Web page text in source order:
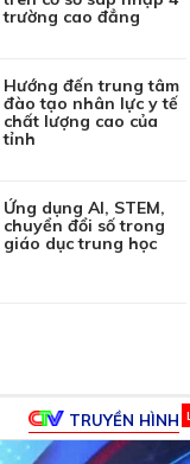
trường cao đẳng
Hướng đến trung tâm
đào tạo nhân lực y tế
chất lượng cao của
tỉnh
Ứng dụng AI, STEM,
chuyển đổi số trong
giáo dục trung học
lo tốt
động tỉnh phối hợp tổ
nghe để thấu hiểu
TRUYỀN HÌNH